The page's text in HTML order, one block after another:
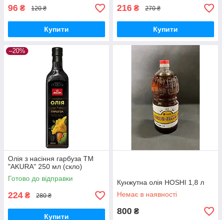
96 ₴ 120 ₴
Купити
216 ₴ 270 ₴
Купити
–20%
Олія з насіння гарбуза ТМ
"AKURA" 250 мл (скло)
Готово до відправки
224 ₴ 280 ₴
Купити
Кунжутна олія HOSHI 1,8 л
Немає в наявності
800 ₴